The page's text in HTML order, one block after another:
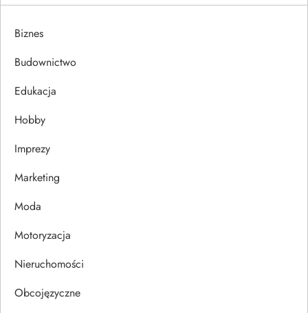
a
c
j
a
w
p
i
s
u
Biznes
Budownictwo
Edukacja
Hobby
Imprezy
Marketing
Moda
Motoryzacja
Nieruchomości
Obcojęzyczne